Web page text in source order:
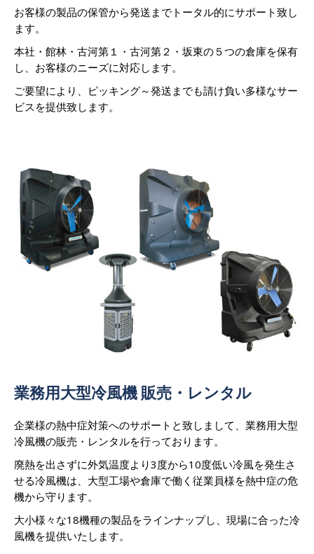
お客様の製品の保管から発送までトータル的にサポート致し
ます。
本社・館林・古河第１・古河第２・坂東の５つの倉庫を保有
し、お客様のニーズに対応します。
ご要望により、ピッキング～発送までも請け負い多様なサー
ビスを提供致します。
業務用大型冷風機 販売・レンタル
企業様の熱中症対策へのサポートと致しまして、業務用大型
冷風機の販売・レンタルを行っております。
廃熱を出さずに外気温度より3度から10度低い冷風を発生さ
せる冷風機は、大型工場や倉庫で働く従業員様を熱中症の危
機から守ります。
大小様々な18機種の製品をラインナップし、現場に合った冷
風機を提供いたします。